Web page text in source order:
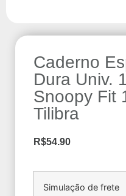
Caderno
Dura Univ.
Snoopy Fit
Tilibra
R$54.90
Simulação de frete